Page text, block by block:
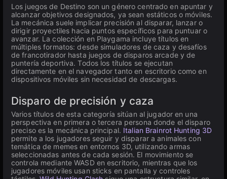
Los juegos de Destino son un género centrado en apuntar y
alcanzar objetivos designados, ya sean estáticos o móviles.
La mecánica suele implicar precisión al disparar, lanzar o
dirigir proyectiles hacia puntos específicos para puntuar o
avanzar. La colección en Playgama incluye títulos en
múltiples formatos: desde simuladores de caza y desafíos
de francotirador hasta juegos de disparos arcade y de
puntería deportiva. Todos los títulos se ejecutan
directamente en el navegador tanto en escritorio como en
dispositivos móviles sin necesidad de descargas.
Disparo de precisión y caza
Varios títulos de esta categoría sitúan al jugador en una
perspectiva en primera o tercera persona donde el disparo
preciso es la mecánica principal. Italian Brainrot Hunting 3D
permite a los jugadores seguir y disparar a animales con
temática de memes en entornos 3D, utilizando armas
seleccionadas antes de cada sesión. El movimiento se
controla mediante WASD en escritorio, mientras que los
jugadores móviles usan sticks en pantalla y controles